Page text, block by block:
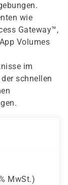
wie
Gateway™,
Volumes
im
schnellen
MwSt.)